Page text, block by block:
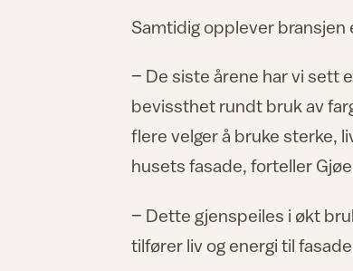
Samtidig opplever bransjen
– De siste årene har vi sett
bevissthet rundt bruk av
flere velger å bruke sterke,
husets fasade, forteller
– Dette gjenspeiles i økt
tilfører liv og energi til